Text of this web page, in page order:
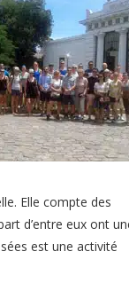
Elle compte des
d’entre eux ont
est une activité